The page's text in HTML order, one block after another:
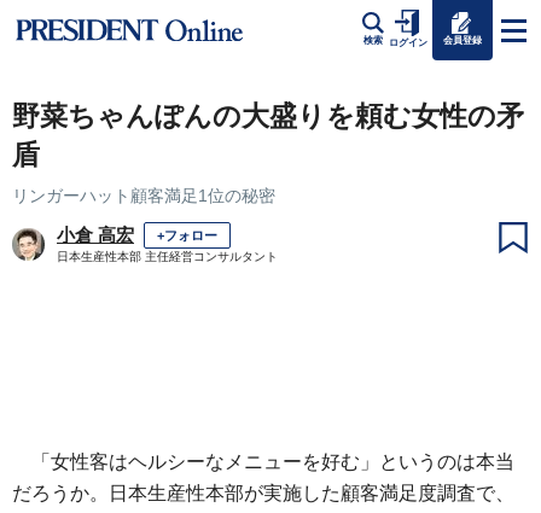
検索 ログイン 会員登録
野菜ちゃんぽんの大盛りを頼む女性の矛
盾
リンガーハット顧客満足1位の秘密
小倉 高宏 +フォロー
日本生産性本部 主任経営コンサルタント
「女性客はヘルシーなメニューを好む」というのは本当
だろうか。日本生産性本部が実施した顧客満足度調査で、